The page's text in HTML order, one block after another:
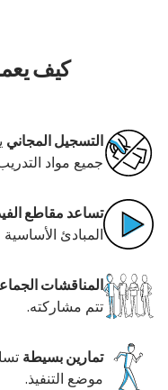
كيف
التسجيل المجاني
جميع مواد
تساعد مقاطع
المبادئ الأساسية
المناقشات
تتم مشاركته.
تمارين بسيطة
موضع التنفيذ.